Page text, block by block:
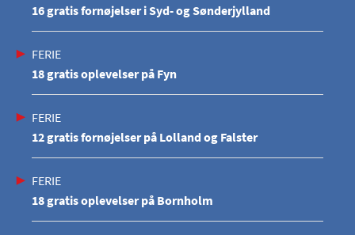
16 gratis fornøjelser i Syd- og Sønderjylland
FERIE
18 gratis oplevelser på Fyn
FERIE
12 gratis fornøjelser på Lolland og Falster
FERIE
18 gratis oplevelser på Bornholm